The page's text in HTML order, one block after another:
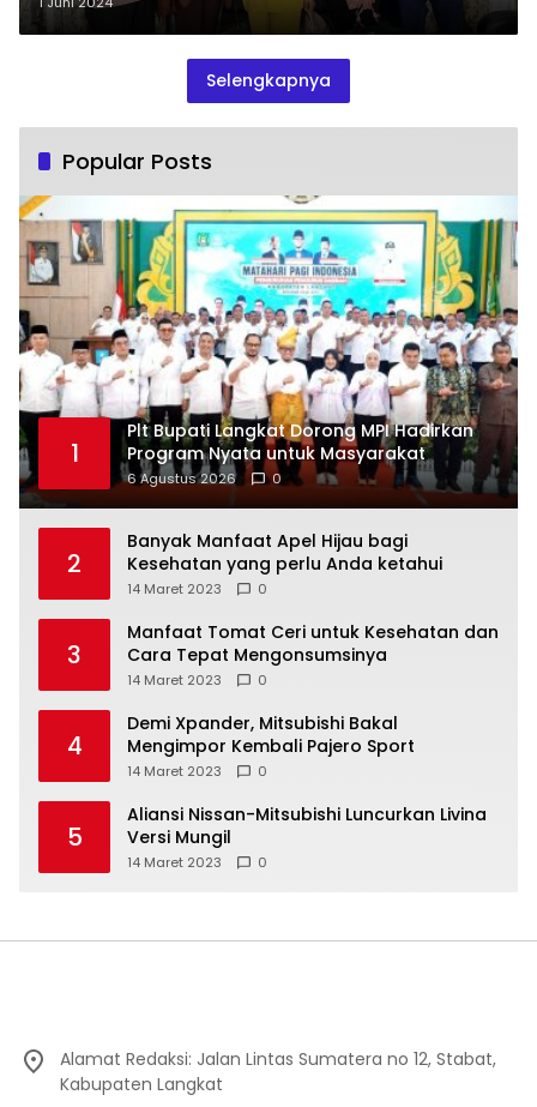
Pengabdian Masyarakat
Selengkapnya
Popular Posts
1
Plt Bupati Langkat Dorong MPI Hadirkan
Program Nyata untuk Masyarakat
6 Agustus 2026 0
2
Banyak Manfaat Apel Hijau bagi
Kesehatan yang perlu Anda ketahui
14 Maret 2023 0
3
Manfaat Tomat Ceri untuk Kesehatan dan
Cara Tepat Mengonsumsinya
14 Maret 2023 0
4
Demi Xpander, Mitsubishi Bakal
Mengimpor Kembali Pajero Sport
14 Maret 2023 0
5
Aliansi Nissan-Mitsubishi Luncurkan Livina
Versi Mungil
14 Maret 2023 0
Alamat Redaksi: Jalan Lintas Sumatera no 12, Stabat,
Kabupaten Langkat